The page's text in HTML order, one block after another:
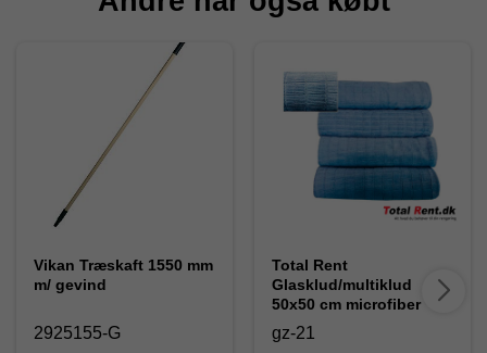
Vikan Træskaft 1550 mm
m/ gevind
2925155-G
Total Rent
Glasklud/multiklud
50x50 cm microfiber
gz-21